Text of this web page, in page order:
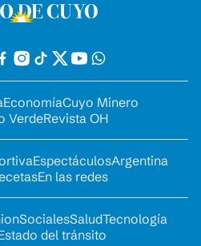
EconomíaCuyo Minero
VerdeRevista OH
EspectáculosArgentina
En las redes
SocialesSaludTecnología
del tránsito